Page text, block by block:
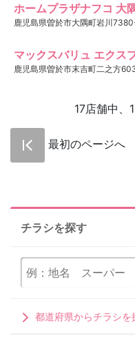
ホームプラザナフコ 大
鹿児島県曽於市大隅町岩川
マックスバリュ エクス
鹿児島県曽於市末吉町二之方
17店舗中、
最初のページへ
チラシを探す
都道府県からチラシを